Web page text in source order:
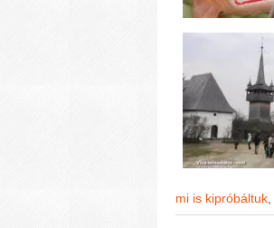
mi is kipróbáltuk